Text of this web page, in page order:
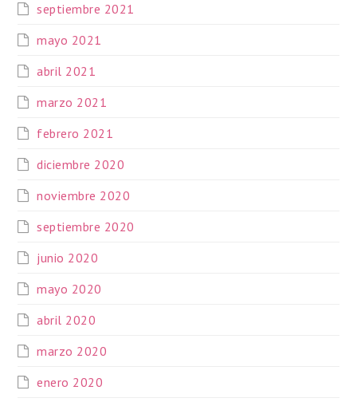
septiembre 2021
mayo 2021
abril 2021
marzo 2021
febrero 2021
diciembre 2020
noviembre 2020
septiembre 2020
junio 2020
mayo 2020
abril 2020
marzo 2020
enero 2020